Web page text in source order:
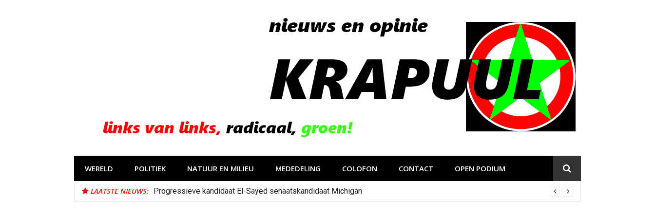
WERELD POLITIEK NATUUR EN MILIEU MEDEDELING COLOFON CONTACT OPEN PODIUM
LAATSTE NIEUWS: Progressieve kandidaat El-Sayed senaatskandidaat Michigan